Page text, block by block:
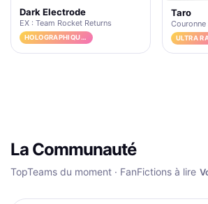
Dark Electrode
EX : Team Rocket Returns
HOLOGRAPHIQUE RARE
Taro
ULTRA
La Communauté
TopTeams du moment · FanFictions à lire